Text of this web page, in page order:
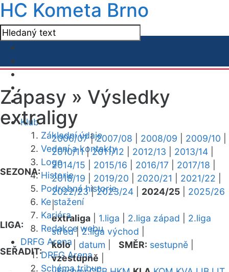
HC Kometa Brno
Klub
Základní údaje
Vedení a kontakty
Logo
Historie
Podrobná historie
Ke stažení
Kariéra
Redakce webu
DRFG Arena
DRFG Arena
Schéma tribun
Zápasy » Výsledky
extraligy
SEZONA:
2006/07|2007/08 2008/09 2009/10
2010/11|2011/12 2012/13 2013/14
2014/15
2015/16 2016/17 2017/18
2018/19
2019/20 2020/21 2021/22
2022/23|2023/24 2024/25
2025/26
|
LIGA:
extraliga 1.liga 2.liga západ
2.liga
střed|2.liga východ
SEŘADIT:
kolo| datum SMĚR: sestupně
vzestupně